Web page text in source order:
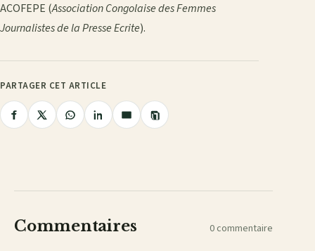
ACOFEPE (Association Congolaise des Femmes
Journalistes de la Presse Ecrite).
PARTAGER CET ARTICLE
PartagerPartagerPartagerPartagerPartager
Copier
le
Commentaires 0 commentaire